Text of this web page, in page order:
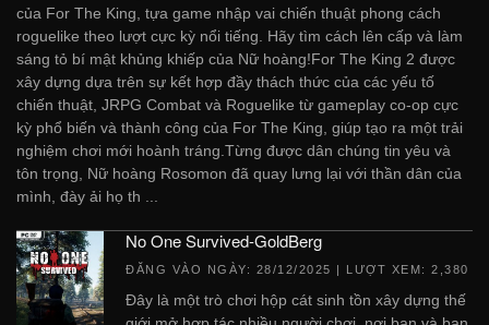
của For The King, tựa game nhập vai chiến thuật phong cách
roguelike theo lượt cực kỳ nổi tiếng. Hãy tìm cách lên cấp và làm
sáng tỏ bí mật khủng khiếp của Nữ hoàng!For The King 2 được
xây dựng dựa trên sự kết hợp đầy thách thức của các yếu tố
chiến thuật, JRPG Combat và Roguelike từ gameplay co-op cực
kỳ phổ biến và thành công của For The King, giúp tạo ra một trải
nghiệm chơi mới hoành tráng.Từng được dân chúng tin yêu và
tôn trọng, Nữ hoàng Rosomon đã quay lưng lại với thần dân của
mình, đày ải họ th ...
No One Survived-GoldBerg
ĐĂNG VÀO NGÀY: 28/12/2025 | LƯỢT XEM: 2,380
Đây là một trò chơi hộp cát sinh tồn xây dựng thế